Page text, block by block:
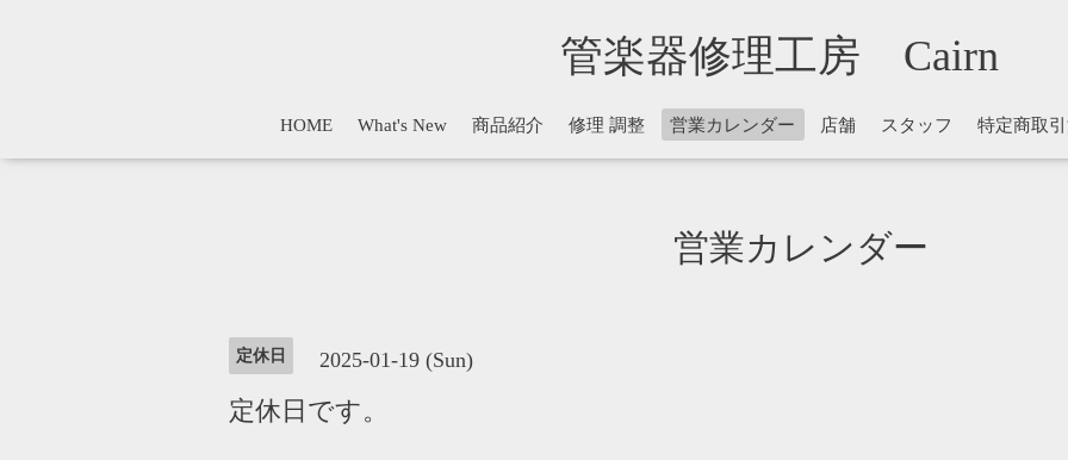
管楽器修理工房 Cairn
HOME What's New 商品紹介 修理 調整 営業カレンダー 店舗 スタッフ 特定商取
営業カレンダー
定休日 2025-01-19 (Sun)
定休日です。